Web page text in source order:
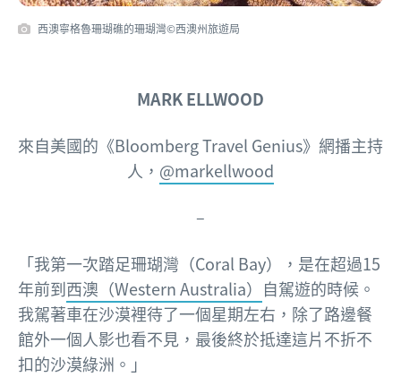
西澳寧格魯珊瑚礁的珊瑚灣©西澳州旅遊局
MARK ELLWOOD
來自美國的 《Bloomberg Travel Genius》網播主持
人， @markellwood
–
「我第一次踏足珊瑚灣（Coral Bay），是在超過15
年前到西澳（Western Australia） 自駕遊的時候。
我駕著車在沙漠裡待了一個星期左右，除了路邊餐
館外一個人影也看不見，最後終於抵達這片不折不
扣的沙漠綠洲。」